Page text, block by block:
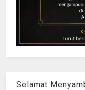
Selamat